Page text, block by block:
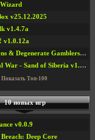
v25.12.2025
v1.4.7a
v1.0.12a
Dungeons & Degenerate Gamblers v2.0.2a
Original War - Sand of Siberia v1.6.30
Показать Топ-100
10 новых игр
v0.0.9
Deep Core